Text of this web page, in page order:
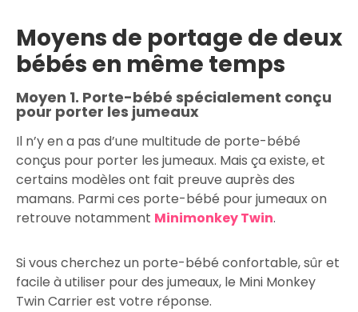
Moyens de portage de deux
bébés en même temps
Moyen 1. Porte-bébé spécialement conçu
pour porter les jumeaux
Il n’y en a pas d’une multitude de porte-bébé
conçus pour porter les jumeaux. Mais ça existe, et
certains modèles ont fait preuve auprès des
mamans. Parmi ces porte-bébé pour jumeaux on
retrouve notamment Minimonkey Twin.
Si vous cherchez un porte-bébé confortable, sûr et
facile à utiliser pour des jumeaux, le Mini Monkey
Twin Carrier est votre réponse.